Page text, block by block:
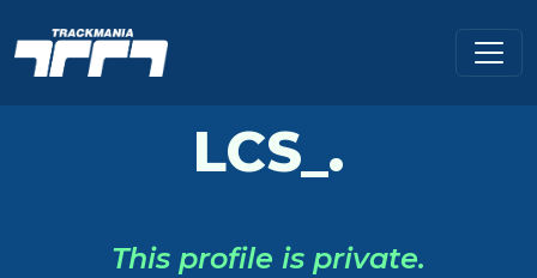
LCS_.
This profile is private.